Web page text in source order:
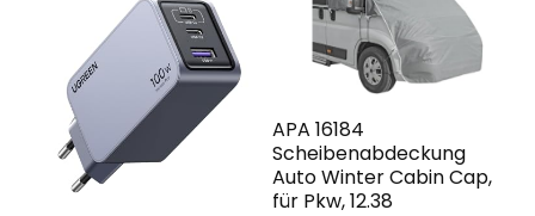
APA 16184
Scheibenabdeckung
Auto Winter Cabin Cap,
für Pkw, 12.38